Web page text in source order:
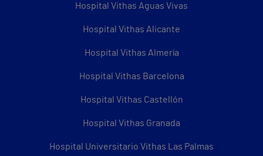
Hospital Vithas Aguas Vivas
Hospital Vithas Alicante
Hospital Vithas Almería
Hospital Vithas Barcelona
Hospital Vithas Castellón
Hospital Vithas Granada
Hospital Universitario Vithas Las Palmas